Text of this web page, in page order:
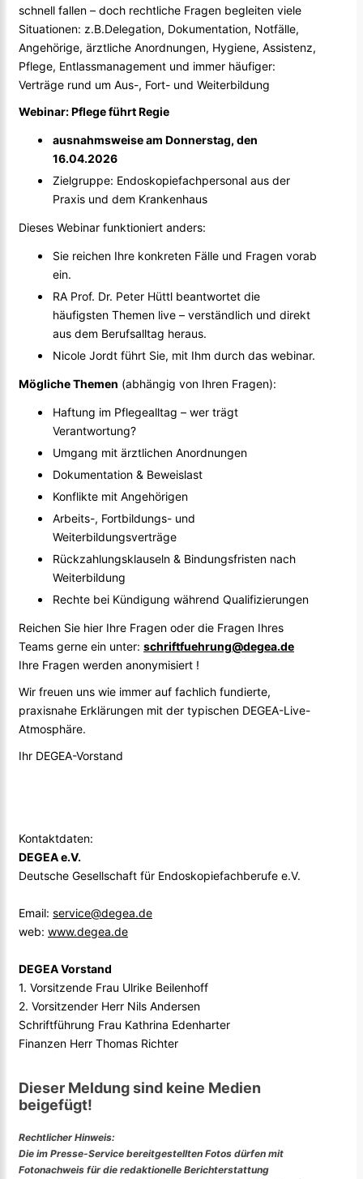
schnell fallen – doch rechtliche Fragen begleiten viele
Situationen: z.B.Delegation, Dokumentation, Notfälle,
Angehörige, ärztliche Anordnungen, Hygiene, Assistenz,
Pflege, Entlassmanagement und immer häufiger:
Verträge rund um Aus-, Fort- und Weiterbildung
Webinar: Pflege führt Regie
ausnahmsweise am Donnerstag, den
16.04.2026
Zielgruppe: Endoskopiefachpersonal aus der
Praxis und dem Krankenhaus
Dieses Webinar funktioniert anders:
Sie reichen Ihre konkreten Fälle und Fragen vorab
ein.
RA Prof. Dr. Peter Hüttl beantwortet die
häufigsten Themen live – verständlich und direkt
aus dem Berufsalltag heraus.
Nicole Jordt führt Sie, mit Ihm durch das webinar.
Mögliche Themen (abhängig von Ihren Fragen):
Haftung im Pflegealltag – wer trägt
Verantwortung?
Umgang mit ärztlichen Anordnungen
Dokumentation & Beweislast
Konflikte mit Angehörigen
Arbeits-, Fortbildungs- und
Weiterbildungsverträge
Rückzahlungsklauseln & Bindungsfristen nach
Weiterbildung
Rechte bei Kündigung während Qualifizierungen
Reichen Sie hier Ihre Fragen oder die Fragen Ihres
Teams gerne ein unter: schriftfuehrung@degea.de
Ihre Fragen werden anonymisiert !
Wir freuen uns wie immer auf fachlich fundierte,
praxisnahe Erklärungen mit der typischen DEGEA-Live-
Atmosphäre.
Ihr DEGEA-Vorstand
Kontaktdaten:
DEGEA e.V.
Deutsche Gesellschaft für Endoskopiefachberufe e.V.
Email: service@degea.de
web: www.degea.de
DEGEA Vorstand
1. Vorsitzende Frau Ulrike Beilenhoff
2. Vorsitzender Herr Nils Andersen
Schriftführung Frau Kathrina Edenharter
Finanzen Herr Thomas Richter
Dieser Meldung sind keine Medien
beigefügt!
Rechtlicher Hinweis:
Die im Presse-Service bereitgestellten Fotos dürfen mit
Fotonachweis für die redaktionelle Berichterstattung